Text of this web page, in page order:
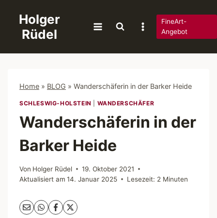
springen
Holger
Rüdel
FineArt-
Angebot
Home » BLOG » Wanderschäferin in der Barker Heide
SCHLESWIG-HOLSTEIN WANDERSCHÄFER
Wanderschäferin in der
Barker Heide
Von Holger Rüdel
19. Oktober 2021
Aktualisiert am 14. Januar 2025 Lesezeit: 2 Minuten